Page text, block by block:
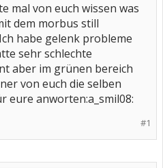
mal von euch wissen was
dem morbus still
habe gelenk probleme
sehr schlechte
aber im grünen bereich
von euch die selben
eure anworten:a_smil08:
#1